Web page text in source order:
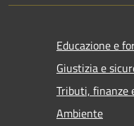
Educazione e
Giustizia e
Tributi, finanze
Ambiente